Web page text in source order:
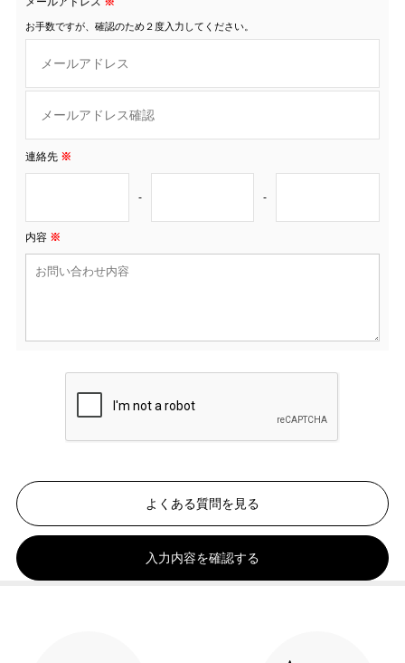
お手数ですが、確認のため２度入力してください。
連絡先 ※
- -
内容 ※
よくある質問を見る
入力内容を確認する